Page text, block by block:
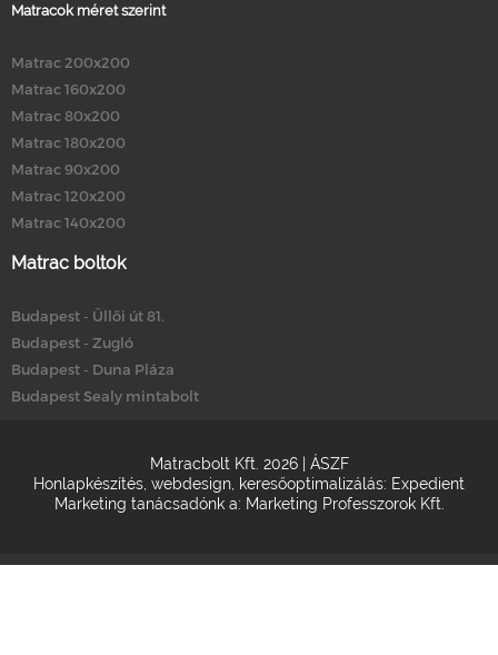
Matracok méret szerint
Matrac 200x200
Matrac 160x200
Matrac 80x200
Matrac 180x200
Matrac 90x200
Matrac 120x200
Matrac 140x200
Matrac boltok
Budapest - Üllői út 81.
Budapest - Zugló
Budapest - Duna Pláza
Budapest Sealy mintabolt
Matracbolt Kft. 2026 | ÁSZF
Honlapkészítés webdesign keresőoptimalizálás: Expedient
Marketing tanácsadónk a: Marketing Professzorok Kft.